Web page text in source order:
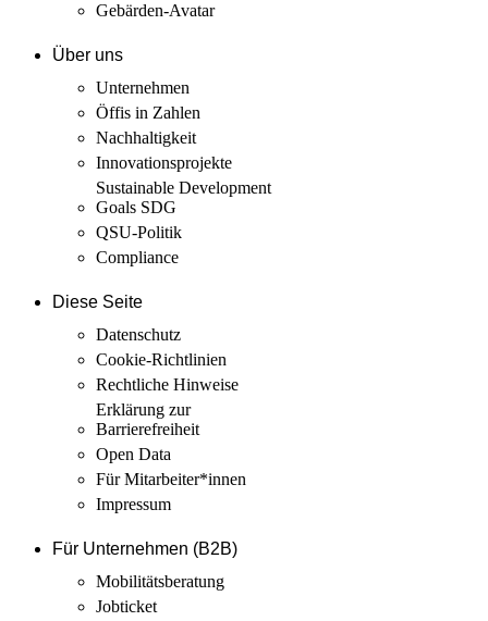
Gebärden-Avatar
Über uns
Unternehmen
Öffis in Zahlen
Nachhaltigkeit
Innovations­projekte
Sustainable Development
Goals SDG
QSU-Politik
Compliance
Diese Seite
Datenschutz
Cookie-Richtlinien
Rechtliche Hinweise
Erklärung zur
Barrierefreiheit
Open Data
Für Mitarbeiter­*innen
Impressum
Für Unternehmen (B2B)
Mobilitäts­beratung
Jobticket